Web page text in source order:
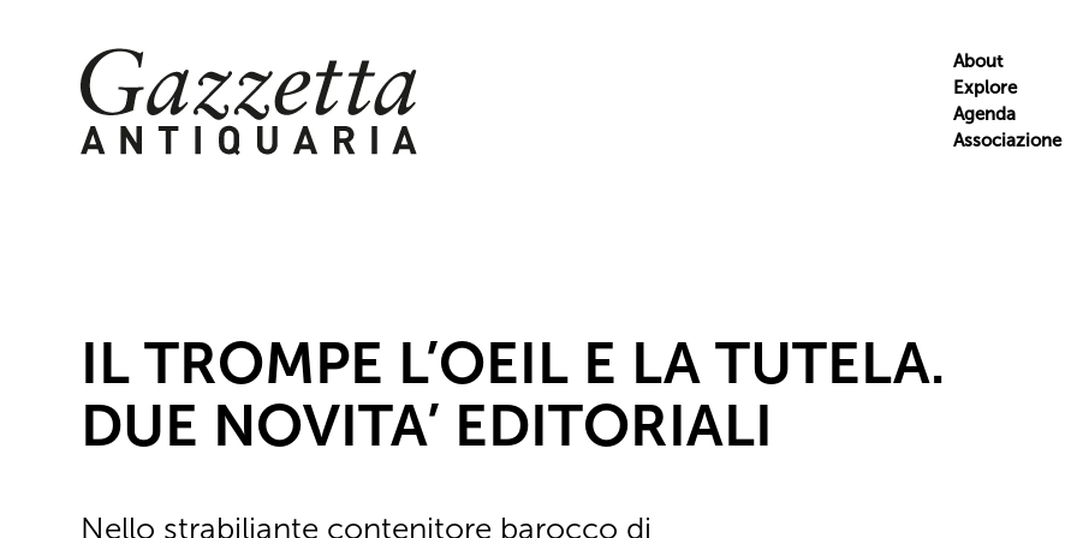
Skip
to
content
About
Explore
Agenda
Associazione
IL TROMPE L’OEIL E LA TUTELA.
DUE NOVITA’ EDITORIALI
Nello strabiliante contenitore barocco di